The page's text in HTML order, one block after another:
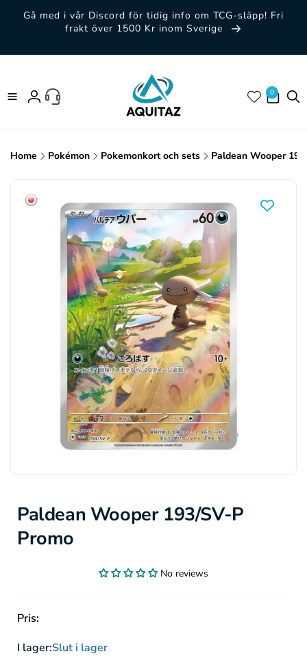
vidareGå med i vår Discord för tidig info om TCG-släpp! Fri
frakt över 1500 Kr inom Sverige
Logga
0
0 artiklar
Home Pokémon Pokemonkort och sets Paldean Wooper
vidare till
Paldean Wooper 193/SV-P
Promo
No reviews
Pris:
I lager:Slut i lager